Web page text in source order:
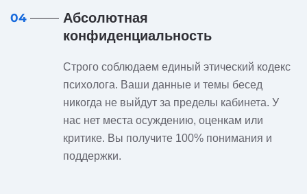
04
Абсолютная
конфиденциальность
Строго соблюдаем единый этический кодекс
психолога. Ваши данные и темы бесед
никогда не выйдут за пределы кабинета. У
нас нет места осуждению, оценкам или
критике. Вы получите 100% понимания и
поддержки.